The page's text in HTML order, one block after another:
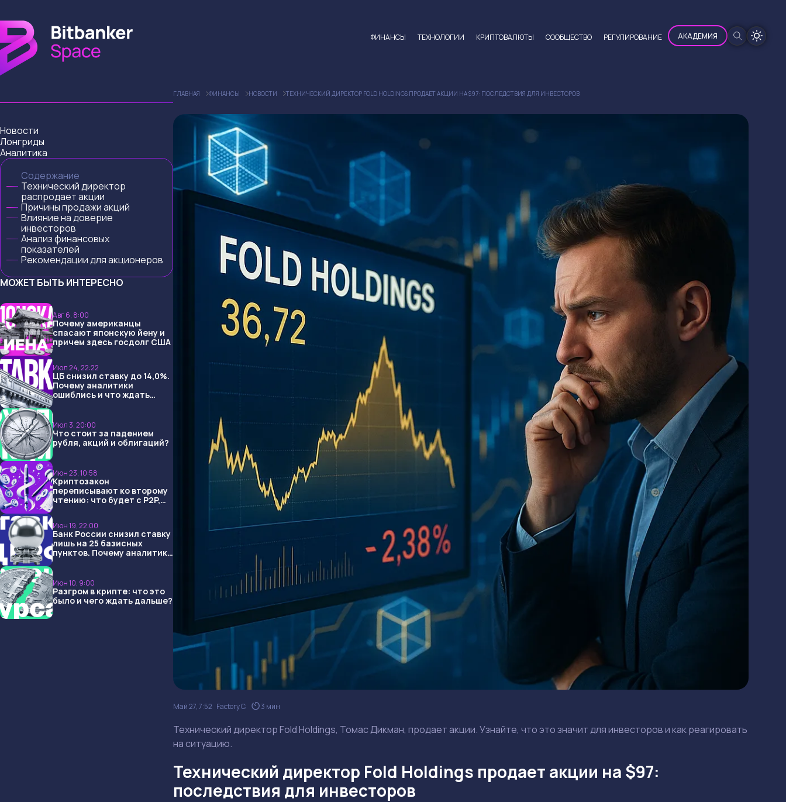
ФИНАНСЫ ТЕХНОЛОГИИ КРИПТОВАЛЮТЫ CООБЩЕСТВО РЕГУЛИРОВАНИЕ АКАДЕМИЯ
Новости
Лонгриды
Аналитика
Содержание
Технический директор
распродает акции
Причины продажи акций
Влияние на доверие
инвесторов
Анализ финансовых
показателей
Рекомендации для акционеров
МОЖЕТ БЫТЬ ИНТЕРЕСНО
Авг 6, 8:00
Почему американцы
спасают японскую йену и
причем здесь госдолг США
Июл 24, 22:22
ЦБ снизил ставку до 14,0%.
Почему аналитики
ошиблись и что ждать
Июл 3, 20:00
Что стоит за падением
рубля, акций и облигаций?
Июн 23, 10:58
Криптозакон
переписывают ко второму
чтению: что будет с P2P,
Июн 19, 22:00
Банк России снизил ставку
лишь на 25 базисных
пунктов. Почему аналитики
Июн 10, 9:00
Разгром в крипте: что это
было и чего ждать дальше?
ГЛАВНАЯ ФИНАНСЫ НОВОСТИ ТЕХНИЧЕСКИЙ ДИРЕКТОР FOLD HOLDINGS ПРОДАЕТ АКЦИИ НА $97: ПОСЛЕДСТВИЯ ДЛЯ ИНВЕСТОРОВ
Май 27, 7:52 Factory C. 3 мин
Технический директор Fold Holdings, Томас Дикман, продает акции. Узнайте, что это значит для инвесторов и как реагировать
на ситуацию.
Технический директор Fold Holdings продает акции на $97:
последствия для инвесторов